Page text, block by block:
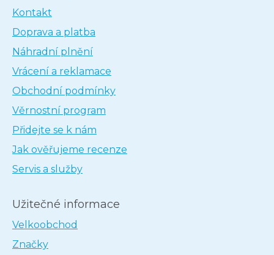
Kontakt
Doprava a platba
Náhradní plnění
Vrácení a reklamace
Obchodní podmínky
Věrnostní program
Přidejte se k nám
Jak ověřujeme recenze
Servis a služby
Užitečné informace
Velkoobchod
Značky